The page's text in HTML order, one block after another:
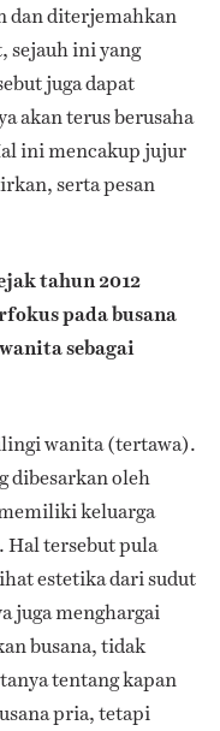
dan diterjemahkan
sejauh ini yang
juga dapat
akan terus berusaha
ini mencakup jujur
serta pesan
tahun 2012
pada busana
sebagai
wanita (tertawa).
dibesarkan oleh
keluarga
Hal tersebut pula
estetika dari sudut
juga menghargai
busana, tidak
tentang kapan
pria, tetapi